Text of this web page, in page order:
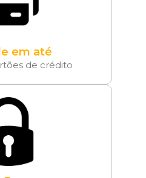
em até
de crédito